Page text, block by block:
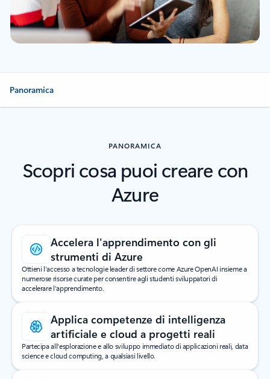
Panoramica
PANORAMICA
Scopri cosa puoi creare con
Azure
Accelera l'apprendimento con gli
strumenti di Azure
Ottieni l'accesso a tecnologie leader di settore come Azure OpenAI insieme a
numerose risorse curate per consentire agli studenti sviluppatori di
accelerare l'apprendimento.
Applica competenze di intelligenza
artificiale e cloud a progetti reali
Partecipa all'esplorazione e allo sviluppo immediato di applicazioni reali, data
science e cloud computing, a qualsiasi livello.